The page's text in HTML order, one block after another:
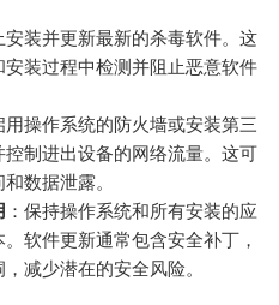
安装并更新最新的杀毒软件。这
装过程中检测并阻止恶意软件
用操作系统的防火墙或安装第三
制进出设备的网络流量。这可
数据泄露。
：保持操作系统和所有安装的应
软件更新通常包含安全补丁，
减少潜在的安全风险。